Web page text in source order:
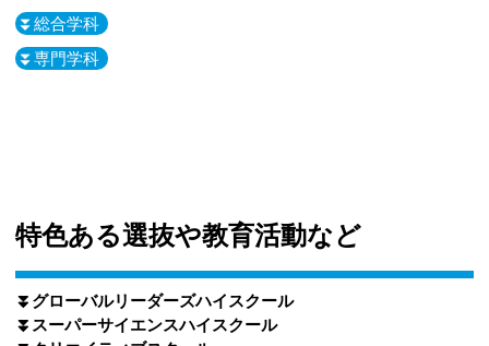
⏬️総合学科
⏬️専門学科
特色ある選抜や教育活動など
⏬️グローバルリーダーズハイスクール
⏬️スーパーサイエンスハイスクール